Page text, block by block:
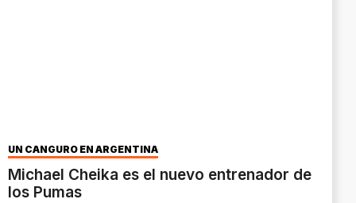
UN CANGURO EN ARGENTINA
Michael Cheika es el nuevo entrenador de
los Pumas